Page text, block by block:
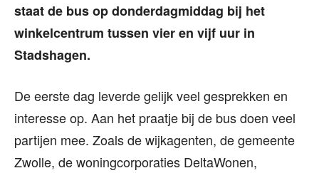
staat de bus op donderdagmiddag bij het
winkelcentrum tussen vier en vijf uur in
Stadshagen.
De eerste dag leverde gelijk veel gesprekken en
interesse op. Aan het praatje bij de bus doen veel
partijen mee. Zoals de wijkagenten, de gemeente
Zwolle, de woningcorporaties DeltaWonen,